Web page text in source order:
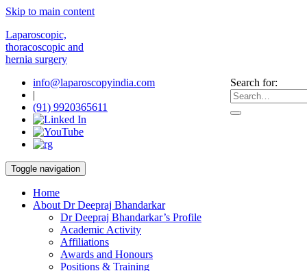
Skip to main content
Laparoscopic,
thoracoscopic and
hernia surgery
Search for:
info@laparoscopyindia.com
|
(91) 9920365611
Toggle navigation
Home
About Dr Deepraj Bhandarkar
Dr Deepraj Bhandarkar’s Profile
Academic Activity
Affiliations
Awards and Honours
Positions & Training